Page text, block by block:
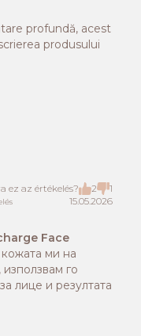
profundă, acest
produsului
ez az értékelés? 2 1
15.05.2026
Face
ми на
го
лице и резултата